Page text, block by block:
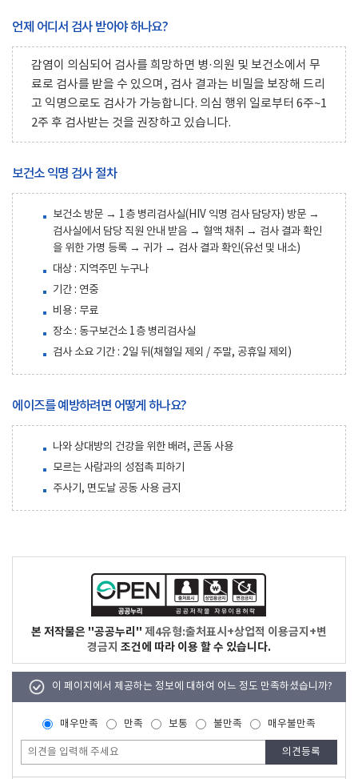
언제 어디서 검사 받아야 하나요?
감염이 의심되어 검사를 희망하면 병·의원 및 보건소에서 무
료로 검사를 받을 수 있으며, 검사 결과는 비밀을 보장해 드리
고 익명으로도 검사가 가능합니다. 의심 행위 일로부터 6주~1
2주 후 검사받는 것을 권장하고 있습니다.
보건소 익명 검사 절차
보건소 방문 → 1층 병리검사실(HIV 익명 검사 담당자) 방문 →
검사실에서 담당 직원 안내 받음 → 혈액 채취 → 검사 결과 확인
을 위한 가명 등록 → 귀가 → 검사 결과 확인(유선 및 내소)
대상 : 지역주민 누구나
기간 : 연중
비용 : 무료
장소 : 동구보건소 1층 병리검사실
검사 소요 기간 : 2일 뒤(채혈일 제외 / 주말, 공휴일 제외)
에이즈를 예방하려면 어떻게 하나요?
나와 상대방의 건강을 위한 배려, 콘돔 사용
모르는 사람과의 성접촉 피하기
주사기, 면도날 공동 사용 금지
본 저작물은 "공공누리" 제4유형:출처표시+상업적 이용금지+변
경금지 조건에 따라 이용 할 수 있습니다.
이 페이지에서 제공하는 정보에 대하여 어느 정도 만족하셨습니까?
매우만족 만족 보통 불만족 매우불만족